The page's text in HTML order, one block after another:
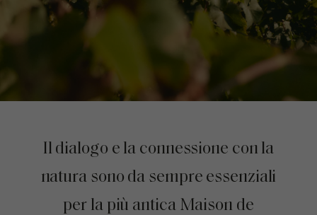
Il dialogo e la connessione con la
natura sono da sempre essenziali
per la più antica Maison de